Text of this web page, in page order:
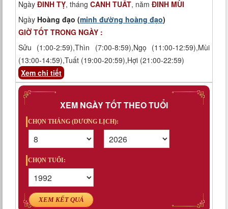
Ngày ĐINH TỴ, tháng CANH TUẤT, năm ĐINH MÙI
Ngày Hoàng đạo (minh đường hoàng đạo)
GIỜ TỐT TRONG NGÀY :
Sửu (1:00-2:59),Thìn (7:00-8:59),Ngọ (11:00-12:59),Mùi
(13:00-14:59),Tuất (19:00-20:59),Hợi (21:00-22:59)
Xem chi tiết
XEM NGÀY TỐT THEO TUỔI
CHỌN THÁNG (DƯƠNG LỊCH):
CHỌN TUỔI:
XEM KẾT QUẢ